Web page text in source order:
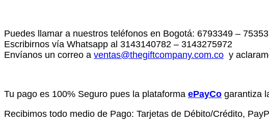
Puedes llamar a nuestros teléfonos en Bogotá: 6793349 –
Escribirnos vía Whatsapp al 3143140782 – 3143275972
Envíanos un correo a ventas@thegiftcompany.com.co y
Tu pago es 100% Seguro pues la plataforma ePayCo garantiza
Recibimos todo medio de Pago: Tarjetas de Débito/Crédito,